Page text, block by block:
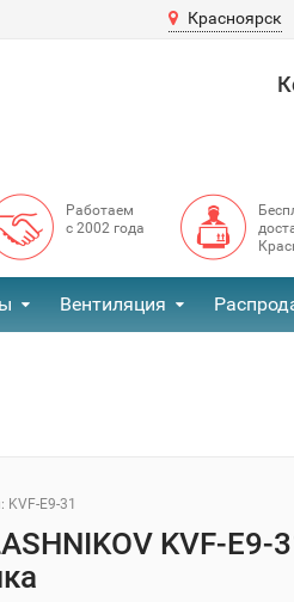
Красноярск
Работаем
с 2002 года
Вентиляция
KVF-E9-31
KVF-E9-